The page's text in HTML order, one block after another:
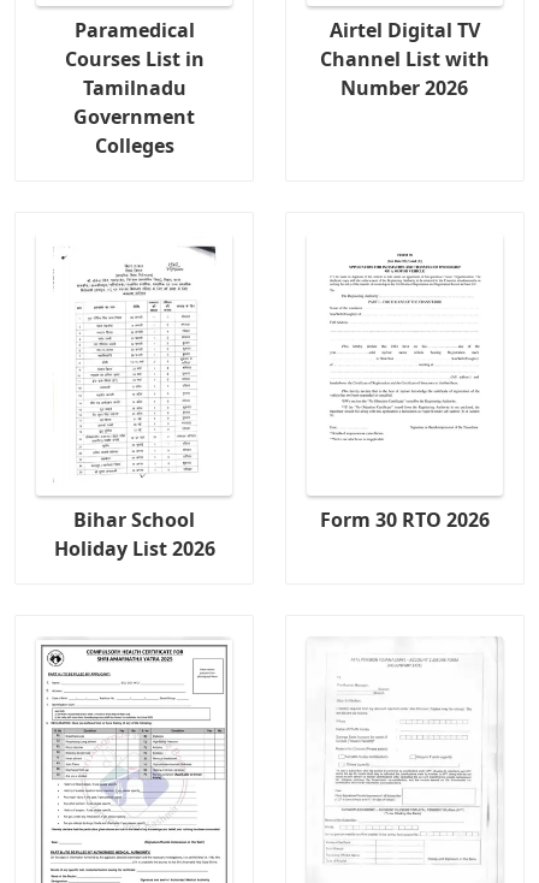
Paramedical
Courses List in
Tamilnadu
Government
Colleges
Airtel Digital TV
Channel List with
Number 2026
Bihar School
Holiday List 2026
Form 30 RTO 2026